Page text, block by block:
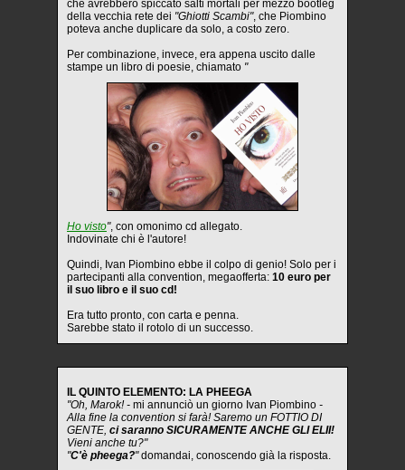
che avrebbero spiccato salti mortali per mezzo bootleg
della vecchia rete dei "Ghiotti Scambi", che Piombino
poteva anche duplicare da solo, a costo zero.
Per combinazione, invece, era appena uscito dalle
stampe un libro di poesie, chiamato "
Ho visto", con omonimo cd allegato.
Indovinate chi è l'autore!
Quindi, Ivan Piombino ebbe il colpo di genio! Solo per i
partecipanti alla convention, megaofferta: 10 euro per
il suo libro e il suo cd!
Era tutto pronto, con carta e penna.
Sarebbe stato il rotolo di un successo.
IL QUINTO ELEMENTO: LA PHEEGA
"Oh, Marok! - mi annunciò un giorno Ivan Piombino -
Alla fine la convention si farà! Saremo un FOTTIO DI
GENTE, ci saranno SICURAMENTE ANCHE GLI ELII!
Vieni anche tu?"
"C'è pheega?"domandai, conoscendo già la risposta.